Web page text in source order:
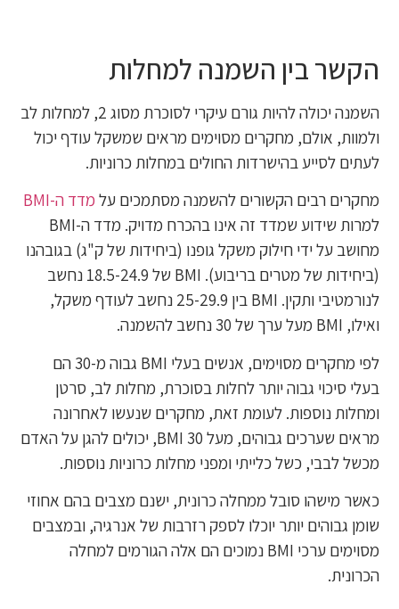
הקשר בין השמנה למחלות
השמנה יכולה להיות גורם עיקרי לסוכרת מסוג 2, למחלות לב
ולמוות, אולם, מחקרים מסוימים מראים שמשקל עודף יכול
לעתים לסייע בהישרדות החולים במחלות כרוניות.
מחקרים רבים הקשורים להשמנה מסתמכים על מדד ה-BMI
למרות שידוע שמדד זה אינו בהכרח מדויק. מדד ה-BMI
מחושב על ידי חילוק משקל גופנו (ביחידות של ק"ג) בגובהנו
(ביחידות של מטרים בריבוע). BMI של 18.5-24.9 נחשב
לנורמטיבי ותקין. BMI בין 25-29.9 נחשב לעודף משקל,
ואילו, BMI מעל ערך של 30 נחשב להשמנה.
לפי מחקרים מסוימים, אנשים בעלי BMI גבוה מ-30 הם
בעלי סיכוי גבוה יותר לחלות בסוכרת, מחלות לב, סרטן
ומחלות נוספות. לעומת זאת, מחקרים שנעשו לאחרונה
מראים שערכים גבוהים, מעל 30 BMI, יכולים להגן על האדם
מכשל לבבי, כשל כלייתי ומפני מחלות כרוניות נוספות.
כאשר מישהו סובל ממחלה כרונית, ישנם מצבים בהם אחוזי
שומן גבוהים יותר יוכלו לספק רזרבות של אנרגיה, ובמצבים
מסוימים ערכי BMI נמוכים הם אלה הגורמים למחלה
הכרונית.